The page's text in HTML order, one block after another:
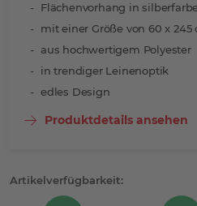
Flächenvorhang in
mit einer Größe von 60 x 245
aus hochwertigem Polyester
in trendiger Leinenoptik
edles Design
Produktdetails ansehen
Artikelverfügbarkeit: